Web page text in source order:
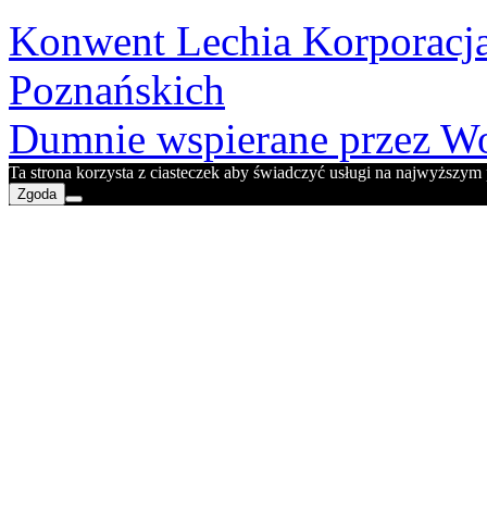
Konwent Lechia
Poznańskich
Dumnie wspierane przez
Ta strona korzysta z ciasteczek aby świadczyć usługi na
Zgoda